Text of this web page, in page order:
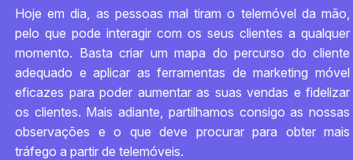
Hoje em dia, as pessoas mal tiram o telemóvel da mão,
pelo que pode interagir com os seus clientes a qualquer
momento. Basta criar um mapa do percurso do cliente
adequado e aplicar as ferramentas de marketing móvel
eficazes para poder aumentar as suas vendas e fidelizar
os clientes. Mais adiante, partilhamos consigo as nossas
observações e o que deve procurar para obter mais
tráfego a partir de telemóveis.